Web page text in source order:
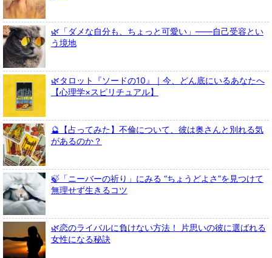
🌿「ダメな自分も、ちょっと可愛い」――自己受容とい
う境地
🌿タロット『ソードの10』｜今、どん底にいるあなたへ
【心理学×スピリチュアル】
🔮【占ってみた】不倫について、彼は奥さんと別れる気
があるのか？
🍃「ニーバーの祈り」にみる “ちょうどよさ”を見つけて
無理せず生きるコツ
🌿恋のライバルに負けない方法！ 片思いの彼に選ばれる
女性になる秘訣